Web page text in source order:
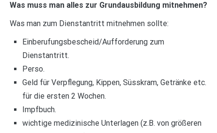
Was muss man alles zur Grundausbildung mitnehmen?
Was man zum Dienstantritt mitnehmen sollte:
Einberufungsbescheid/Aufforderung zum
Dienstantritt.
Perso.
Geld für Verpflegung, Kippen, Süsskram, Getränke etc.
für die ersten 2 Wochen.
Impfbuch.
wichtige medizinische Unterlagen (z.B. von größeren